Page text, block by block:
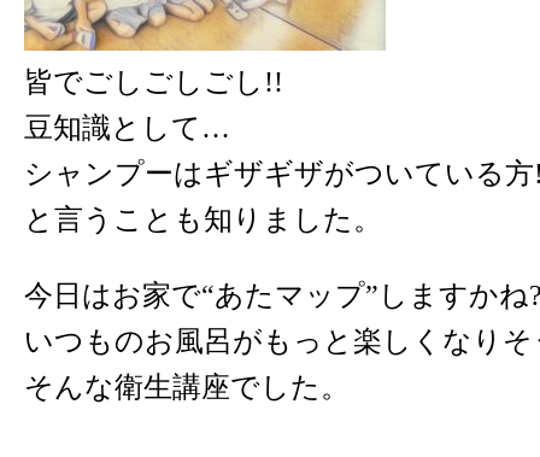
皆でごしごしごし!!
豆知識として…
シャンプーはギザギザがついている
と言うことも知りました。
今日はお家で“あたマップ”しますかね
いつものお風呂がもっと 楽しくなり
そんな衛生講座でした。